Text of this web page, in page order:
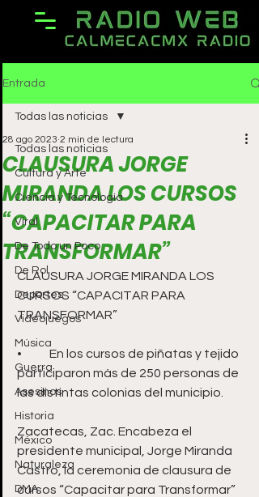
Entrada
Todas las noticias
Cultura y Arte
Ciencia y Tecnología
Viral
De Todo un Poco
De Rol
Deportes
Videojuegos
Música
Guerra
Asesinos
Historia
México
Naturaleza
DMA
Todas las noticias
CLAUSURA JORGE
MIRANDA LOS CURSOS
“CAPACITAR PARA
TRANSFORMAR”
28 ago 2023 2 min de lectura
CLAUSURA JORGE MIRANDA LOS
CURSOS “CAPACITAR PARA
TRANSFORMAR”
•	En los cursos de piñatas y tejido
participaron más de 250 personas de
las distintas colonias del municipio.
Zacatecas, Zac. Encabeza el
presidente municipal, Jorge Miranda
Castro, la ceremonia de clausura de
cursos “Capacitar para Transformar”